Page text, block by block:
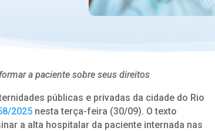
a paciente sobre seus direitos
públicas e privadas da cidade do Rio
2025 nesta terça-feira (30/09). O texto
a alta hospitalar da paciente internada nas